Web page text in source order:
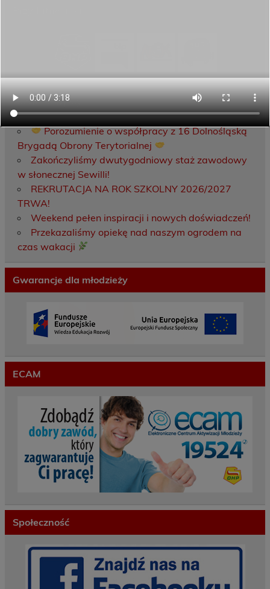
Ostatnie wpisy
Porozumienie o współpracy z 16 Dolnośląską
Brygadą Obrony Terytorialnej
Zakończyliśmy dwutygodniowy staż zawodowy
w słonecznej Sewilli!
REKRUTACJA NA ROK SZKOLNY 2026/2027
TRWA!
Weekend pełen inspiracji i nowych doświadczeń!
Przekazaliśmy opiekę nad naszym ogrodem na
czas wakacji
Gwarancje dla młodzieży
ECAM
Społeczność